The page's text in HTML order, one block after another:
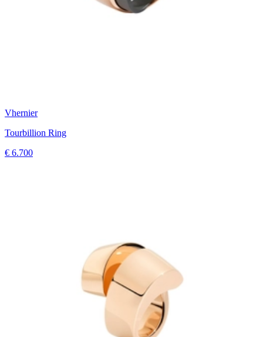
Vhernier
Tourbillion Ring
€ 6.700